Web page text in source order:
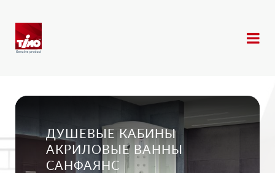
ДУШЕВЫЕ КАБИНЫ
АКРИЛОВЫЕ ВАННЫ
САНФАЯНС